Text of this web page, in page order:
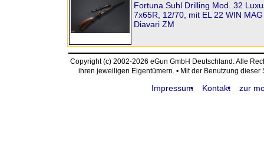
Fortuna Suhl Drilling Mod. 32
7x65R, 12/70, mit EL 22 WIN
Diavari ZM
Copyright (c) 2002-2026 eGun GmbH Deutschland. Alle
ihren jeweiligen Eigentümern. • Mit der Benutzung
Impressum Kontakt zur